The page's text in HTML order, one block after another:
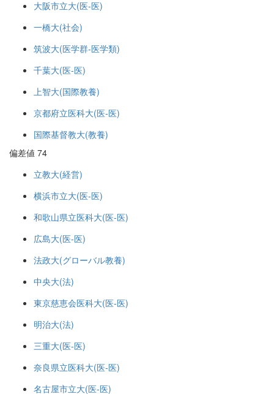
大阪市立大(医-医)
一橋大(社会)
筑波大(医学群-医学類)
千葉大(医-医)
上智大(国際教養)
京都府立医科大(医-医)
国際基督教大(教養)
偏差値 74
立教大(経営)
横浜市立大(医-医)
和歌山県立医科大(医-医)
広島大(医-医)
法政大(グローバル教養)
中央大(法)
東京慈恵会医科大(医-医)
明治大(法)
三重大(医-医)
奈良県立医科大(医-医)
名古屋市立大(医-医)